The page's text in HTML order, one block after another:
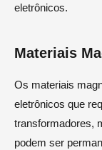
eletrônicos.
Materiais
Os materiais
eletrônicos que
transformadores,
podem ser